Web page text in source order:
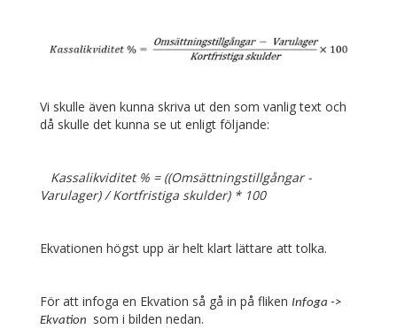
Vi skulle även kunna skriva ut den som vanlig text och
då skulle det kunna se ut enligt följande:
Kassalikviditet % = ((Omsättningstillgångar -
Varulager) / Kortfristiga skulder) * 100
Ekvationen högst upp är helt klart lättare att tolka.
För att infoga en Ekvation så gå in på fliken Infoga ->
Ekvation som i bilden nedan.